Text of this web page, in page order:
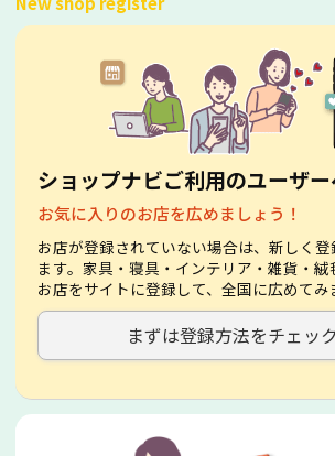
ショップナビご利用のユーザ
お気に入りのお店を広めましょう！
お店が登録されていない場合は、新しく
ます。家具・寝具・インテリア・雑貨・絨
お店をサイトに登録して、全国に広めてみ
まずは登録方法をチェッ